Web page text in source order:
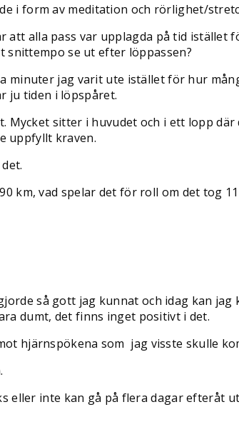
i form av meditation och rörlighet/
alla pass var upplagda på tid istället
snittempo se ut efter löppassen?
jag varit ute istället för hur
ju tiden i löpspåret.
sitter i huvudet och i ett lopp
uppfyllt kraven.
km, vad spelar det för roll om det tog
så gott jag kunnat och idag kan
dumt, det finns inget positivt i det.
hjärnspökena som jag visste skulle
eller inte kan gå på flera dagar